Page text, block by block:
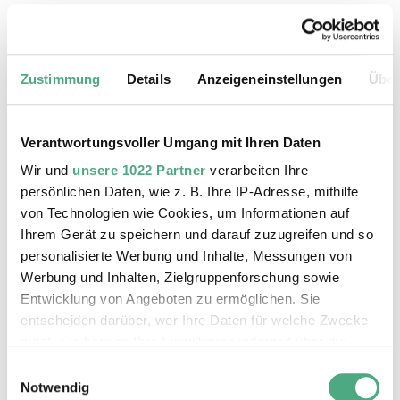
Zustimmung Details Anzeigeneinstellungen
Verantwortungsvoller Umgang mit Ihren Daten
Wir und unsere 1022 Partner verarbeiten Ihre
persönlichen Daten, wie z. B. Ihre IP-Adresse, mithilfe
von Technologien wie Cookies, um Informationen auf
Ihrem Gerät zu speichern und darauf zuzugreifen und so
personalisierte Werbung und Inhalte, Messungen von
Werbung und Inhalten, Zielgruppenforschung sowie
Entwicklung von Angeboten zu ermöglichen. Sie
entscheiden darüber, wer Ihre Daten für welche Zwecke
Trigger Symbol ändern oder widerrufen
Notwendig
Das könnte Sie auch interessieren
X RAY neu